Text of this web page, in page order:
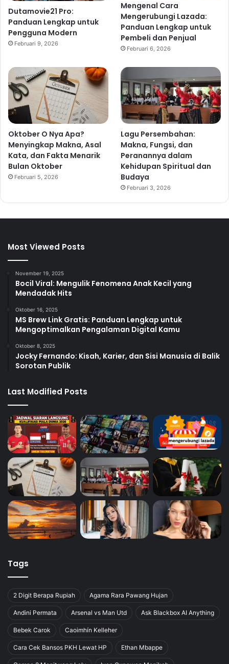
Dutamovie21 Pro:
Panduan Lengkap untuk
Pengguna Modern
Februari 9, 2026
Mengenal Cara
Mengerubungi Lazada:
Panduan Lengkap untuk
Pembeli dan Penjual
Februari 6, 2026
Oktober O Nya Apa?
Menyingkap Makna, Asal
Kata, dan Fakta Menarik
Bulan Oktober
Februari 5, 2026
Lagu Persembahan:
Makna, Fungsi, dan
Peranannya dalam
Kehidupan Spiritual dan
Budaya
Februari 3, 2026
Most Viewed Posts
November 19, 2025
Bocil Viral: Mengulik Fenomena Anak Kecil yang
Mendadak Hits
Oktober 16, 2025
MS Brew Link Gratis: Panduan Lengkap untuk
Mengoptimalkan Pengalaman Digital Kamu
Oktober 8, 2025
Jocky Fernando: Kisah, Karier, dan Sisi Manusia di Balik
Sorotan Publik
Last Modified Posts
Tags
2 Digit Berapa Rupiah Agama Rara Pawang Hujan
Andini Permata Arsenal vs Man Utd Ask Blackbox AI Anything
Bebek Carok Caoimhín Kelleher
Cara Cek Bansos PKH Lewat HP Ethan Mbappe